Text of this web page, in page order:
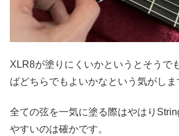
XLR8が塗りにくいかというとそうで
ばどちらでもよいかなという気がしま
全ての弦を一気に塗る際はやはり
やすいのは確かです。